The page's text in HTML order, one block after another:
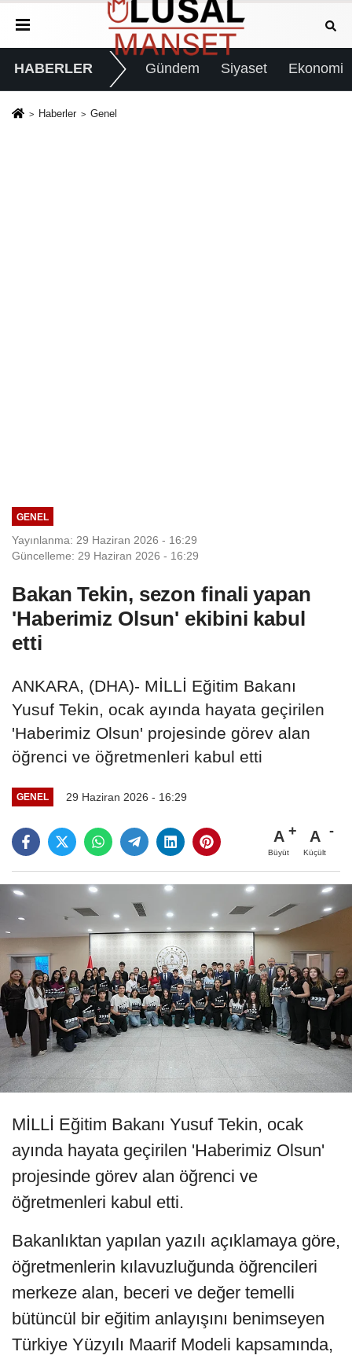
HABERLER Gündem Siyaset Ekonomi
Haberler Genel
GENEL
Yayınlanma: 29 Haziran 2026 - 16:29
Güncelleme: 29 Haziran 2026 - 16:29
Bakan Tekin, sezon finali yapan
'Haberimiz Olsun' ekibini kabul
etti
ANKARA, (DHA)- MİLLİ Eğitim Bakanı
Yusuf Tekin, ocak ayında hayata geçirilen
'Haberimiz Olsun' projesinde görev alan
öğrenci ve öğretmenleri kabul etti
GENEL 29 Haziran 2026 - 16:29
A
Büyüt
A
Küçült
MİLLİ Eğitim Bakanı Yusuf Tekin, ocak
ayında hayata geçirilen 'Haberimiz Olsun'
projesinde görev alan öğrenci ve
öğretmenleri kabul etti.
Bakanlıktan yapılan yazılı açıklamaya göre,
öğretmenlerin kılavuzluğunda öğrencileri
merkeze alan, beceri ve değer temelli
bütüncül bir eğitim anlayışını benimseyen
Türkiye Yüzyılı Maarif Modeli kapsamında,